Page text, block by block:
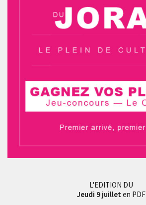
L'EDITION DU
Jeudi 9 juillet en PDF